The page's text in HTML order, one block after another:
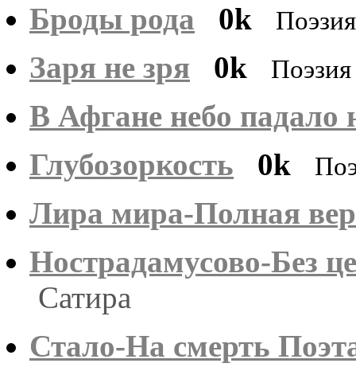
Броды рода 0k Поэзия
Заря не зря 0k Поэзия
В Афгане небо падало
Глубозоркость
0k
Лира мира-Полная
Нострадамусово-Без
Сатира
Стало-На смерть